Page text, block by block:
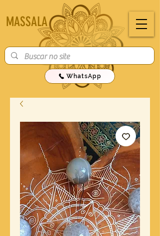
MASSALA
WhatsApp